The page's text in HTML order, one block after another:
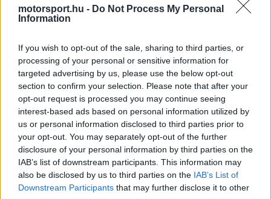
motorsport.hu - Do Not Process My Personal
Information
If you wish to opt-out of the sale, sharing to third parties, or
processing of your personal or sensitive information for
targeted advertising by us, please use the below opt-out
section to confirm your selection. Please note that after your
opt-out request is processed you may continue seeing
interest-based ads based on personal information utilized by
us or personal information disclosed to third parties prior to
your opt-out. You may separately opt-out of the further
disclosure of your personal information by third parties on the
IAB’s list of downstream participants. This information may
also be disclosed by us to third parties on the IAB’s List of
Downstream Participants that may further disclose it to other
loading.
modal
A csapatfőnök szerint a közel öt hetes
versenyszünet nem a pihenésről szólt. „Egy hónap
versenyzés nélkül készen állunk visszatérni a
pályára. Ezt az időszakot arra használtuk, hogy
őszintén elemezzük a szezon eleji futamokat,
kijavítsuk a gyengeségeinket és tovább emeljük a